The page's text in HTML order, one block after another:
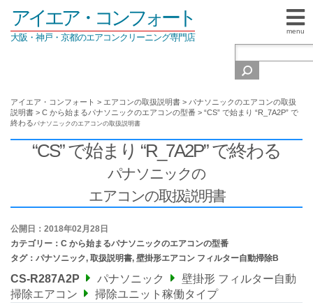
menu
アイエア・コンフォート
大阪・神戸・京都のエアコンクリーニング専門店
アイエア・コンフォート > エアコンの取扱説明書 > パナソニックのエアコンの取扱
説明書 > C から始まるパナソニックのエアコンの型番 > “CS” で始まり “R_7A2P” で
終わるパナソニックのエアコンの取扱説明書
“CS” で始まり “R_7A2P” で終わる
パナソニックの
エアコンの取扱説明書
公開日：2018年02月28日
カテゴリー： C から始まるパナソニックのエアコンの型番
タグ： パナソニック, 取扱説明書, 壁掛形エアコン フィルター自動掃除B
CS-R287A2P パナソニック
壁掛形 フィルター自動
掃除エアコン
掃除ユニット稼働タイプ